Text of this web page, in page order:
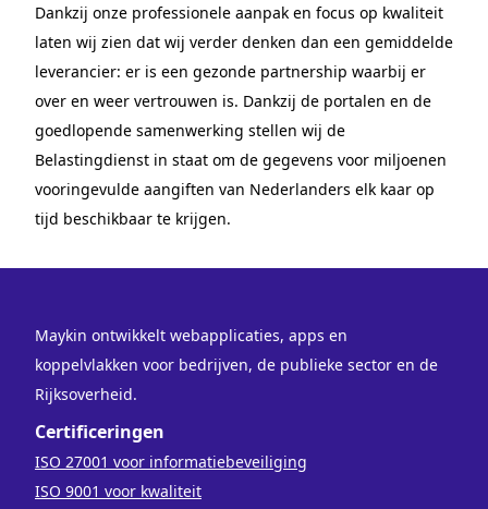
Dankzij onze professionele aanpak en focus op kwaliteit
laten wij zien dat wij verder denken dan een gemiddelde
leverancier: er is een gezonde partnership waarbij er
over en weer vertrouwen is. Dankzij de portalen en de
goedlopende samenwerking stellen wij de
Belastingdienst in staat om de gegevens voor miljoenen
vooringevulde aangiften van Nederlanders elk kaar op
tijd beschikbaar te krijgen.
Maykin ontwikkelt webapplicaties, apps en
koppelvlakken voor bedrijven, de publieke sector en de
Rijksoverheid.
Certificeringen
ISO 27001 voor informatiebeveiliging
ISO 9001 voor kwaliteit